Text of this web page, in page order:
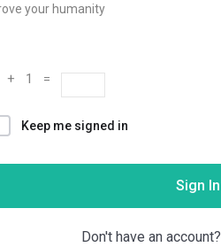
your humanity
+ 1 =
Keep me signed in
Sign In
Don't have an account?